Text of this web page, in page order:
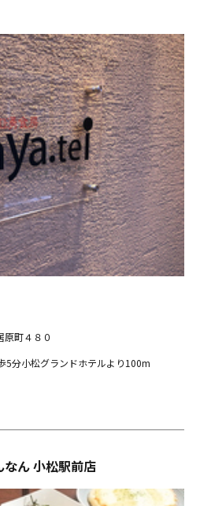
原町４８０
5分小松グランドホテルより100m
ん 小松駅前店